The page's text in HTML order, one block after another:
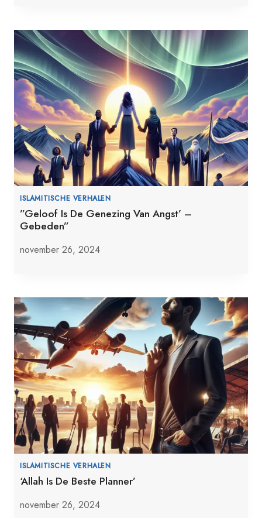
ISLAMITISCHE VERHALEN
”Geloof Is De Genezing Van Angst’ –
Gebeden”
november 26, 2024
ISLAMITISCHE VERHALEN
‘Allah Is De Beste Planner’
november 26, 2024